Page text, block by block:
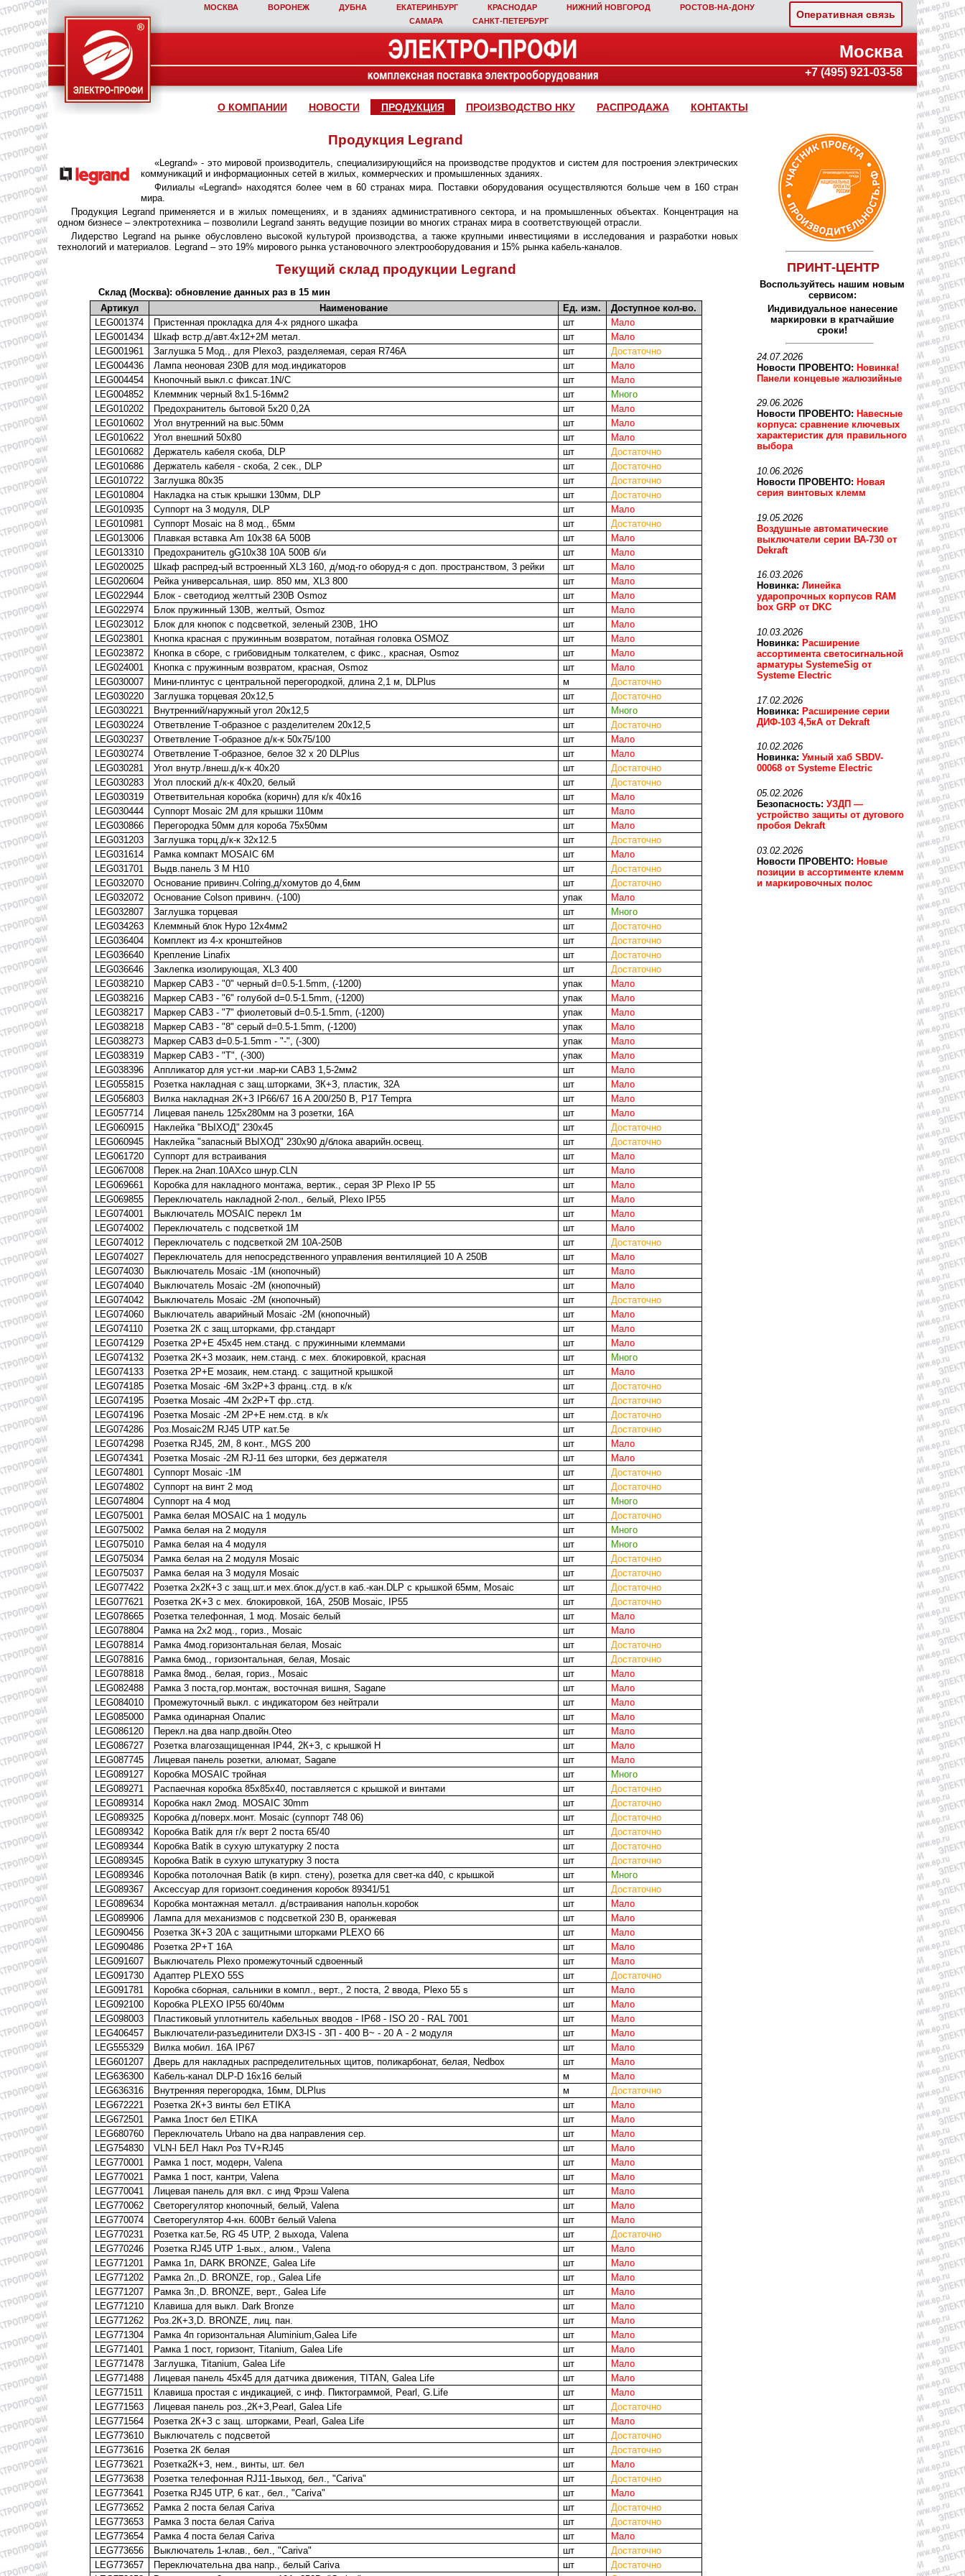
МОСКВА ВОРОНЕЖ ДУБНА ЕКАТЕРИНБУРГ КРАСНОДАР НИЖНИЙ НОВГОРОД
РОСТОВ‑НА‑ДОНУ
САМАРА
САНКТ‑ПЕТЕРБУРГ
Оперативная связь
Москва
+7 (495) 921-03-58
О КОМПАНИИ НОВОСТИ ПРОДУКЦИЯ ПРОИЗВОДСТВО НКУ РАСПРОДАЖА КОНТАКТЫ
Продукция Legrand
«Legrand» - это мировой производитель, специализирующийся на производстве продуктов и систем для построения электрических
коммуникаций и информационных сетей в жилых, коммерческих и промышленных зданиях.
Филиалы «Legrand» находятся более чем в 60 странах мира. Поставки оборудования осуществляются больше чем в 160 стран
мира.
Продукция Legrand применяется и в жилых помещениях, и в зданиях административного сектора, и на промышленных объектах. Концентрация на
одном бизнесе – электротехника – позволили Legrand занять ведущие позиции во многих странах мира в соответствующей отрасли.
Лидерство Legrand на рынке обусловлено высокой культурой производства, а также крупными инвестициями в исследования и разработки новых
технологий и материалов. Legrand – это 19% мирового рынка установочного электрооборудования и 15% рынка кабель-каналов.
Текущий склад продукции Legrand
Склад (Москва): обновление данныхраз в 15 мин
Артикул
Наименование Ед. изм.
Доступное кол-во.
LEG001374
Пристенная прокладка для 4-х рядного шкафа шт
Мало
LEG001434
Шкаф встр.д/авт.4х12+2М метал. шт
Мало
LEG001961
Заглушка 5 Мод., для Plexo3, разделяемая, серая R746A шт
Достаточно
LEG004436
Лампа неоновая 230В для мод.индикаторов шт
Мало
LEG004454
Кнопочный выкл.с фиксат.1N/C шт
Мало
LEG004852
Клеммник черный 8х1.5-16мм2 шт
Много
LEG010202
Предохранитель бытовой 5х20 0,2А шт
Мало
LEG010602
Угол внутренний на выс.50мм шт
Мало
LEG010622
Угол внешний 50х80 шт
Мало
LEG010682
Держатель кабеля скоба, DLP шт
Достаточно
LEG010686
Держатель кабеля - скоба, 2 сек., DLP шт
Достаточно
LEG010722
Заглушка 80x35 шт
Достаточно
LEG010804
Накладка на стык крышки 130мм, DLP шт
Достаточно
LEG010935
Суппорт на 3 модуля, DLP шт
Мало
LEG010981
Суппорт Mosaic на 8 мод., 65мм шт
Достаточно
LEG013006
Плавкая вставка Аm 10x38 6А 500В шт
Мало
LEG013310
Предохранитель gG10х38 10А 500В б/и шт
Мало
LEG020025
Шкаф распред-ый встроенный XL3 160, д/мод-го оборуд-я с доп. пространством, 3 рейки шт
Мало
LEG020604
Рейка универсальная, шир. 850 мм, XL3 800 шт
Мало
LEG022944
Блок - светодиод желттый 230В Osmoz шт
Мало
LEG022974
Блок пружинный 130В, желтый, Osmoz шт
Мало
LEG023012
Блок для кнопок с подсветкой, зеленый 230В, 1НО шт
Мало
LEG023801
Кнопка красная с пружинным возвратом, потайная головка OSMOZ шт
Мало
LEG023872
Кнопка в сборе, с грибовидным толкателем, с фикс., красная, Osmoz шт
Мало
LEG024001
Кнопка с пружинным возвратом, красная, Osmoz шт
Мало
LEG030007
Мини-плинтус с центральной перегородкой, длина 2,1 м, DLPlus м
Достаточно
LEG030220
Заглушка торцевая 20х12,5 шт
Достаточно
LEG030221
Внутренний/наружный угол 20х12,5 шт
Много
LEG030224
Ответвление Т-образное с разделителем 20х12,5 шт
Достаточно
LEG030237
Ответвление Т-образное д/к-к 50х75/100 шт
Мало
LEG030274
Ответвление Т-образное, белое 32 x 20 DLPlus шт
Мало
LEG030281
Угол внутр./внеш.д/к-к 40х20 шт
Достаточно
LEG030283
Угол плоский д/к-к 40х20, белый шт
Достаточно
LEG030319
Ответвительная коробка (коричн) для к/к 40х16 шт
Мало
LEG030444
Суппорт Mosaic 2M для крышки 110мм шт
Мало
LEG030866
Перегородка 50мм для короба 75х50мм шт
Мало
LEG031203
Заглушка торц.д/к-к 32х12.5 шт
Достаточно
LEG031614
Рамка компакт MOSAIC 6М шт
Мало
LEG031701
Выдв.панель 3 M Н10 шт
Достаточно
LEG032070
Основание привинч.Colring,д/хомутов до 4,6мм шт
Достаточно
LEG032072
Основание Colson привинч. (-100) упак
Мало
LEG032807
Заглушка торцевая шт
Много
LEG034263
Клеммный блок Hypo 12х4мм2 шт
Достаточно
LEG036404
Комплект из 4-х кронштейнов шт
Достаточно
LEG036640
Крепление Linafix шт
Достаточно
LEG036646
Заклепка изолирующая, XL3 400 шт
Достаточно
LEG038210
Маркер CAB3 - "0" черный d=0.5-1.5mm, (-1200) упак
Мало
LEG038216
Маркер CAB3 - "6" голубой d=0.5-1.5mm, (-1200) упак
Мало
LEG038217
Маркер CAB3 - "7" фиолетовый d=0.5-1.5mm, (-1200) упак
Мало
LEG038218
Маркер CAB3 - "8" серый d=0.5-1.5mm, (-1200) упак
Мало
LEG038273
Маркер CAB3 d=0.5-1.5mm - "-", (-300) упак
Мало
LEG038319
Маркер CAB3 - "T", (-300) упак
Мало
LEG038396
Аппликатор для уст-ки .мар-ки CAB3 1,5-2мм2 шт
Мало
LEG055815
Розетка накладная с защ.шторками, 3К+З, пластик, 32А шт
Мало
LEG056803
Вилка накладная 2К+З IP66/67 16 A 200/250 В, Р17 Tempra шт
Мало
LEG057714
Лицевая панель 125х280мм на 3 розетки, 16А шт
Мало
LEG060915
Наклейка "ВЫХОД" 230х45 шт
Достаточно
LEG060945
Наклейка "запасный ВЫХОД" 230х90 д/блока аварийн.освещ. шт
Достаточно
LEG061720
Суппорт для встраивания шт
Мало
LEG067008
Перек.на 2нап.10АХсо шнур.CLN шт
Мало
LEG069661
Коробка для накладного монтажа, вертик., серая 3Р Plexo IP 55 шт
Мало
LEG069855
Переключатель накладной 2-пол., белый, Plexo IP55 шт
Мало
LEG074001
Выключатель MOSAIC перекл 1м шт
Мало
LEG074002
Переключатель с подсветкой 1М шт
Мало
LEG074012
Переключатель с подсветкой 2М 10А-250В шт
Достаточно
LEG074027
Переключатель для непосредственного управления вентиляцией 10 А 250В шт
Мало
LEG074030
Выключатель Mosaic -1М (кнопочный) шт
Мало
LEG074040
Выключатель Mosaic -2М (кнопочный) шт
Мало
LEG074042
Выключатель Mosaic -2М (кнопочный) шт
Достаточно
LEG074060
Выключатель аварийный Mosaic -2М (кнопочный) шт
Мало
LEG074110
Розетка 2К с защ.шторками, фр.стандарт шт
Мало
LEG074129
Розетка 2P+E 45х45 нем.станд. с пружинными клеммами шт
Мало
LEG074132
Розетка 2K+3 мозаик, нем.станд. c мех. блокировкой, красная шт
Много
LEG074133
Розетка 2P+E мозаик, нем.станд. c защитной крышкой шт
Мало
LEG074185
Розетка Mosaic -6М 3х2P+З франц..стд. в к/к шт
Достаточно
LEG074195
Розетка Mosaic -4М 2х2P+Т фр..стд. шт
Достаточно
LEG074196
Розетка Mosaic -2М 2P+E нем.стд. в к/к шт
Достаточно
LEG074286
Роз.Mosaic2М RJ45 UTP кат.5e шт
Достаточно
LEG074298
Розетка RJ45, 2М, 8 конт., MGS 200 шт
Мало
LEG074341
Розетка Mosaic -2М RJ-11 без шторки, без держателя шт
Мало
LEG074801
Суппорт Mosaic -1М шт
Достаточно
LEG074802
Суппорт на винт 2 мод шт
Достаточно
LEG074804
Суппорт на 4 мод шт
Много
LEG075001
Рамка белая MOSAIC на 1 модуль шт
Достаточно
LEG075002
Рамка белая на 2 модуля шт
Много
LEG075010
Рамка белая на 4 модуля шт
Много
LEG075034
Рамка белая на 2 модуля Mosaic шт
Достаточно
LEG075037
Рамка белая на 3 модуля Mosaic шт
Достаточно
LEG077422
Розетка 2х2К+3 с защ.шт.и мех.блок.д/уст.в каб.-кан.DLP с крышкой 65мм, Mosaic шт
Достаточно
LEG077621
Розетка 2K+З с мех. блокировкой, 16А, 250В Mosaic, IP55 шт
Достаточно
LEG078665
Розетка телефонная, 1 мод. Mosaic белый шт
Мало
LEG078804
Рамка на 2х2 мод., гориз., Mosaic шт
Мало
LEG078814
Рамка 4мод.горизонтальная белая, Mosaic шт
Достаточно
LEG078816
Рамка 6мод., горизонтальная, белая, Mosaic шт
Достаточно
LEG078818
Рамка 8мод., белая, гориз., Mosaic шт
Мало
LEG082488
Рамка 3 поста,гор.монтаж, восточная вишня, Sagane шт
Мало
LEG084010
Промежуточный выкл. с индикатором без нейтрали шт
Мало
LEG085000
Рамка одинарная Опалис шт
Мало
LEG086120
Перекл.на два напр.двойн.Oteo шт
Мало
LEG086727
Розетка влагозащищенная IP44, 2К+З, с крышкой Н шт
Мало
LEG087745
Лицевая панель розетки, алюмат, Sagane шт
Мало
LEG089127
Коробка MOSAIC тройная шт
Много
LEG089271
Распаечная коробка 85х85х40, поставляется с крышкой и винтами шт
Достаточно
LEG089314
Коробка накл 2мод. MOSAIC 30mm шт
Достаточно
LEG089325
Коробка д/поверх.монт. Mosaic (суппорт 748 06) шт
Достаточно
LEG089342
Коробка Batik для г/к верт 2 поста 65/40 шт
Достаточно
LEG089344
Коробка Batik в сухую штукатурку 2 поста шт
Достаточно
LEG089345
Коробка Batik в сухую штукатурку 3 поста шт
Достаточно
LEG089346
Коробка потолочная Batik (в кирп. стену), розетка для свет-ка d40, с крышкой шт
Много
LEG089367
Аксессуар для горизонт.соединения коробок 89341/51 шт
Достаточно
LEG089634
Коробка монтажная металл. д/встраивания напольн.коробок шт
Мало
LEG089906
Лампа для механизмов с подсветкой 230 В, оранжевая шт
Мало
LEG090456
Розетка 3К+З 20A с защитными шторками PLEXO 66 шт
Мало
LEG090486
Розетка 2Р+Т 16А шт
Мало
LEG091607
Выключатель Plexo промежуточный сдвоенный шт
Мало
LEG091730
Адаптер PLEXO 55S шт
Достаточно
LEG091781
Коробка сборная, сальники в компл., верт., 2 поста, 2 ввода, Plexo 55 s шт
Мало
LEG092100
Коробка PLEXO IP55 60/40мм шт
Мало
LEG098003
Пластиковый уплотнитель кабельных вводов - IP68 - ISO 20 - RAL 7001 шт
Мало
LEG406457
Выключатели-разъединители DX3-IS - 3П - 400 В~ - 20 А - 2 модуля шт
Мало
LEG555329
Вилка мобил. 16А IP67 шт
Мало
LEG601207
Дверь для накладных распределительных щитов, поликарбонат, белая, Nedbox шт
Мало
LEG636300
Кабель-канал DLP-D 16х16 белый м
Мало
LEG636316
Внутренняя перегородка, 16мм, DLPlus м
Достаточно
LEG672221
Розетка 2К+З винты бел ETIKA шт
Мало
LEG672501
Рамка 1пост бел ETIKA шт
Мало
LEG680760
Переключатель Urbano на два направления сер. шт
Мало
LEG754830
VLN-l БЕЛ Накл Роз TV+RJ45 шт
Мало
LEG770001
Рамка 1 пост, модерн, Valena шт
Мало
LEG770021
Рамка 1 пост, кантри, Valena шт
Мало
LEG770041
Лицевая панель для вкл. с инд Фрэш Valena шт
Мало
LEG770062
Светорегулятор кнопочный, белый, Valena шт
Мало
LEG770074
Светорегулятор 4-кн. 600Вт белый Valena шт
Мало
LEG770231
Розетка кат.5е, RG 45 UTP, 2 выхода, Valena шт
Достаточно
LEG770246
Розетка RJ45 UTP 1-вых., алюм., Valena шт
Мало
LEG771201
Рамка 1п, DARK BRONZE, Galea Life шт
Мало
LEG771202
Рамка 2п.,D. BRONZE, гор., Galea Life шт
Мало
LEG771207
Рамка 3п.,D. BRONZE, верт., Galea Life шт
Мало
LEG771210
Клавиша для выкл. Dark Bronze шт
Мало
LEG771262
Роз.2К+З,D. BRONZE, лиц. пан. шт
Мало
LEG771304
Рамка 4п горизонтальная Aluminium,Galea Life шт
Мало
LEG771401
Рамка 1 пост, горизонт, Titanium, Galea Life шт
Мало
LEG771478
Заглушка, Titanium, Galea Life шт
Мало
LEG771488
Лицевая панель 45х45 для датчика движения, TITAN, Galea Life шт
Мало
LEG771511
Клавиша простая с индикацией, с инф. Пиктограммой, Pearl, G.Life шт
Мало
LEG771563
Лицевая панель роз.,2К+З,Рearl, Galea Life шт
Достаточно
LEG771564
Розетка 2К+З с защ. шторками, Рearl, Galea Life шт
Мало
LEG773610
Выключатель с подсветой шт
Достаточно
LEG773616
Розетка 2К белая шт
Достаточно
LEG773621
Розетка2К+З, нем., винты, шт. бел шт
Мало
LEG773638
Розетка телефонная RJ11-1выход, бел., "Cariva" шт
Достаточно
LEG773641
Розетка RJ45 UTP, 6 кат., бел., "Cariva" шт
Мало
LEG773652
Рамка 2 поста белая Cariva шт
Достаточно
LEG773653
Рамка 3 поста белая Cariva шт
Достаточно
LEG773654
Рамка 4 поста белая Cariva шт
Мало
LEG773656
Выключатель 1-клав., бел., "Cariva" шт
Достаточно
LEG773657
Переключательна два напр., белый Cariva шт
Достаточно
ПРИНТ-ЦЕНТР
Воспользуйтесь нашим новым
сервисом:
Индивидуальное нанесение
маркировки в кратчайшие
сроки!
24.07.2026
Новости ПРОВЕНТО: Новинка!
Панели концевые жалюзийные
29.06.2026
Новости ПРОВЕНТО: Навесные
корпуса: сравнение ключевых
характеристик для правильного
выбора
10.06.2026
Новости ПРОВЕНТО: Новая
серия винтовых клемм
19.05.2026
Воздушные автоматические
выключатели серии ВА-730 от
Dekraft
16.03.2026
Новинка: Линейка
ударопрочных корпусов RAM
box GRP от DKC
10.03.2026
Новинка: Расширение
ассортимента светосигнальной
арматуры SystemeSig от
Systeme Electric
17.02.2026
Новинка: Расширение серии
ДИФ-103 4,5кА от Dekraft
10.02.2026
Новинка: Умный хаб SBDV-
00068 от Systeme Electric
05.02.2026
Безопасность: УЗДП —
устройство защиты от дугового
пробоя Dekraft
03.02.2026
Новости ПРОВЕНТО: Новые
позиции в ассортименте клемм
и маркировочных полос